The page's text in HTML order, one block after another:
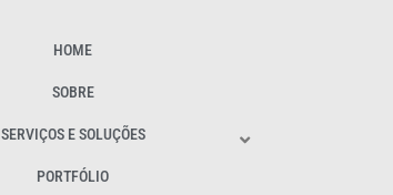
HOME
SOBRE
SERVIÇOS E SOLUÇÕES
PORTFÓLIO